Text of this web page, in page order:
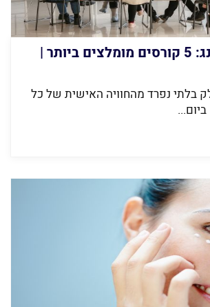
קורס סטיילינג: 5 קורסים מומלצים ביותר |
בלתי נפרד מהחוויה האישית של כל